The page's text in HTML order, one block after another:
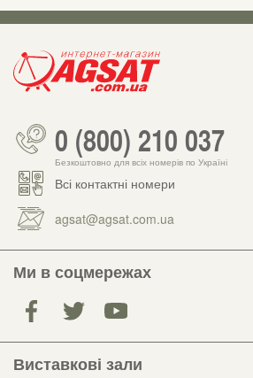
0 (800) 210 037
Безкоштовно для всіх номерів по Україні
Всі контактні номери
agsat@agsat.com.ua
Ми в соцмережах
Виставкові зали